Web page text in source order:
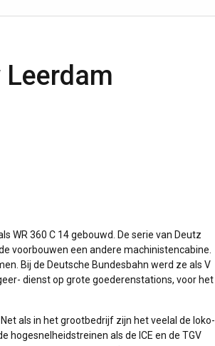
WR 360 C 14 gebouwd. De serie van Deutz
voorbouwen een andere machinistencabine.
Bij de Deutsche Bundesbahn werd ze als V
dienst op grote goederenstations, voor het
als in het grootbedrijf zijn het veelal de loko-
hogesnelheidstreinen als de ICE en de TGV